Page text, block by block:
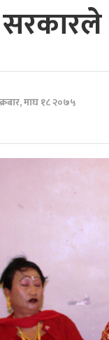
माघ १८ २०७५